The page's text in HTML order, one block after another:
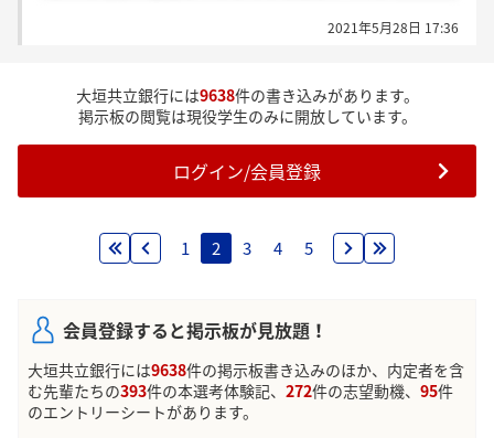
2021年5月28日 17:36
大垣共立銀行には9638件の書き込みがあります。
掲示板の閲覧は現役学生のみに開放しています。
ログイン/会員登録
1 2 3 4 5
会員登録すると掲示板が見放題！
大垣共立銀行には9638件の掲示板書き込みのほか、内定者を含
む先輩たちの393件の本選考体験記、 272件の志望動機、 95件
のエントリーシートがあります。